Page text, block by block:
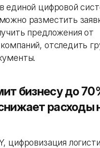
единой цифровой
разместить
предложения от
отследить
бизнесу до
расходы
цифровизация